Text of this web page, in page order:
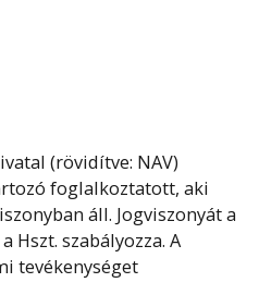
(rövidítve: NAV)
foglalkoztatott, aki
áll. Jogviszonyát a
Hszt. szabályozza. A
tevékenységet